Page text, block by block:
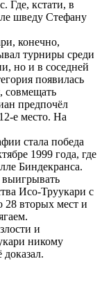
Где, кстати, в
шведу Стефану
конечно,
турниры среди
но и в соседней
появилась
совмещать
предпочёл
е место. На
стала победа
1999 года, где
Биндекранса.
Исо-Труукари с
28 вторых мест и
и
никому